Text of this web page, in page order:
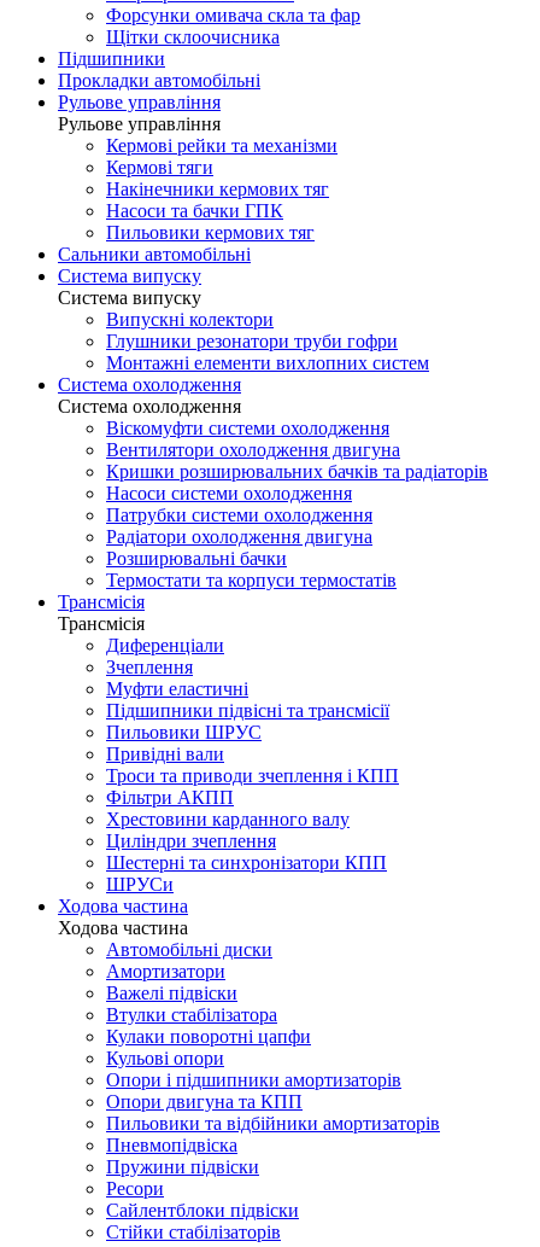
Форсунки омивача скла та фар
Щітки склоочисника
Підшипники
Прокладки автомобільні
Рульове управління
Рульове управління
Кермові рейки та механізми
Кермові тяги
Накінечники кермових тяг
Насоси та бачки ГПК
Пильовики кермових тяг
Сальники автомобільні
Система випуску
Система випуску
Випускні колектори
Глушники резонатори труби гофри
Монтажні елементи вихлопних систем
Система охолодження
Система охолодження
Віскомуфти системи охолодження
Вентилятори охолодження двигуна
Кришки розширювальних бачків та радіаторів
Насоси системи охолодження
Патрубки системи охолодження
Радіатори охолодження двигуна
Розширювальні бачки
Термостати та корпуси термостатів
Трансмісія
Трансмісія
Диференціали
Зчеплення
Муфти еластичні
Підшипники підвісні та трансмісії
Пильовики ШРУС
Привідні вали
Троси та приводи зчеплення і КПП
Фільтри АКПП
Хрестовини карданного валу
Циліндри зчеплення
Шестерні та синхронізатори КПП
ШРУСи
Ходова частина
Ходова частина
Автомобільні диски
Амортизатори
Важелі підвіски
Втулки стабілізатора
Кулаки поворотні цапфи
Кульові опори
Опори і підшипники амортизаторів
Опори двигуна та КПП
Пильовики та відбійники амортизаторів
Пневмопідвіска
Пружини підвіски
Ресори
Сайлентблоки підвіски
Стійки стабілізаторів